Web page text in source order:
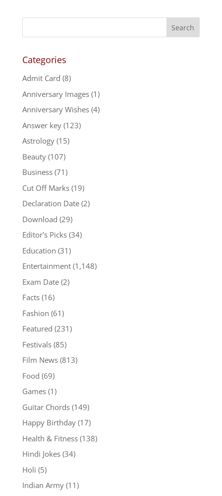
Categories
Admit Card (8)
Anniversary Images(1)
Anniversary Wishes(4)
Answer key(123)
Astrology(15)
Beauty(107)
Business(71)
Cut Off Marks(19)
Declaration Date(2)
Download (29)
Editor's Picks(34)
Education (31)
Entertainment(1,148)
Exam Date(2)
Facts(16)
Fashion (61)
Featured (231)
Festivals(85)
Film News(813)
Food (69)
Games(1)
Guitar Chords(149)
Happy Birthday(17)
Health & Fitness(138)
Hindi Jokes(34)
Holi (5)
Indian Army(11)